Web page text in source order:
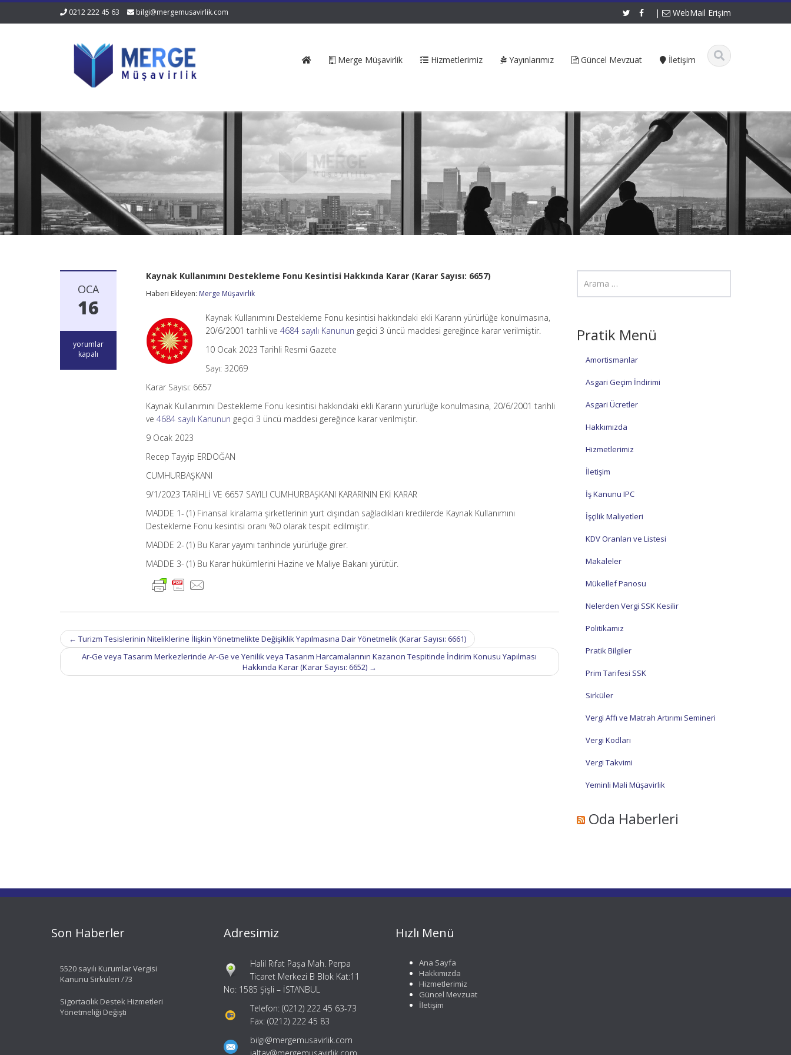
0212 222 45 63 bilgi@mergemusavirlik.com | WebMail Erişim
Merge Müşavirlik Hizmetlerimiz Yayınlarımız Güncel Mevzuat İletişim
OCA
16
Kaynak
Kullanımını
yorumlar
kapalı
Kaynak Kullanımını Destekleme Fonu Kesintisi Hakkında Karar (Karar Sayısı: 6657)
Haberi Ekleyen: Merge Müşavirlik
Kaynak Kullanımını Destekleme Fonu kesintisi hakkındaki ekli Kararın yürürlüğe konulmasına,
20/6/2001 tarihli ve4684 sayılı Kanunun geçici 3 üncü maddesi gereğince karar verilmiştir.
10 Ocak 2023 Tarihli Resmi Gazete
Sayı: 32069
Karar Sayısı: 6657
Kaynak Kullanımını Destekleme Fonu kesintisi hakkındaki ekli Kararın yürürlüğe konulmasına, 20/6/2001 tarihli
ve4684 sayılı Kanunun geçici 3 üncü maddesi gereğince karar verilmiştir.
9 Ocak 2023
Recep Tayyip ERDOĞAN
CUMHURBAŞKANI
9/1/2023 TARİHLİ VE 6657 SAYILI CUMHURBAŞKANI KARARININ EKİ KARAR
MADDE 1- (1) Finansal kiralama şirketlerinin yurt dışından sağladıkları kredilerde Kaynak Kullanımını
Destekleme Fonu kesintisi oranı %0 olarak tespit edilmiştir.
MADDE 2- (1) Bu Karar yayımı tarihinde yürürlüğe girer.
MADDE 3- (1) Bu Karar hükümlerini Hazine ve Maliye Bakanı yürütür.
Post
navigation
← Turizm Tesislerinin Niteliklerine İlişkin Yönetmelikte Değişiklik Yapılmasına Dair Yönetmelik (Karar Sayısı: 6661)
Ar-Ge veya Tasarım Merkezlerinde Ar-Ge ve Yenilik veya Tasarım Harcamalarının Kazancın Tespitinde İndirim Konusu Yapılması
Hakkında Karar (Karar Sayısı: 6652) →
Pratik Menü
Amortismanlar
Asgari Geçim İndirimi
Asgari Ücretler
Hakkımızda
Hizmetlerimiz
İletişim
İş Kanunu IPC
İşçilik Maliyetleri
KDV Oranları ve Listesi
Makaleler
Mükellef Panosu
Nelerden Vergi SSK Kesilir
Politikamız
Pratik Bilgiler
Prim Tarifesi SSK
Sirküler
Vergi Affı ve Matrah Artırımı Semineri
Vergi Kodları
Vergi Takvimi
Yeminli Mali Müşavirlik
Oda Haberleri
Son Haberler
5520 sayılı Kurumlar Vergisi
Kanunu Sirküleri /73
Sigortacılık Destek Hizmetleri
Yönetmeliği Değişti
Adresimiz
Halil Rıfat Paşa Mah. Perpa
Ticaret Merkezi B Blok Kat:11
No: 1585 Şişli – İSTANBUL
Telefon: (0212) 222 45 63-73
Fax: (0212) 222 45 83
bilgi@mergemusavirlik.com
Hızlı Menü
Ana Sayfa
Hakkımızda
Hizmetlerimiz
Güncel Mevzuat
İletişim